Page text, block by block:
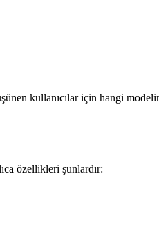
kullanıcılar için hangi
özellikleri şunlardır: